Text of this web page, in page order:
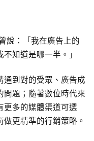
說：「我在廣告上的
知道是哪一半。」
通到對的受眾、廣告成
問題；隨著數位時代來
更多的媒體渠道可選
更精準的行銷策略。